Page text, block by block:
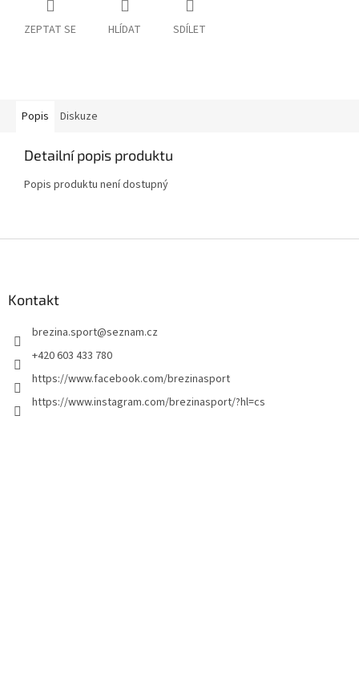
ZEPTAT SE HLÍDAT SDÍLET
Popis Diskuze
Detailní popis produktu
Popis produktu není dostupný
Kontakt
brezina.sport@seznam.cz
+420 603 433 780
https://www.facebook.com/brezinasport
https://www.instagram.com/brezinasport/?hl=cs